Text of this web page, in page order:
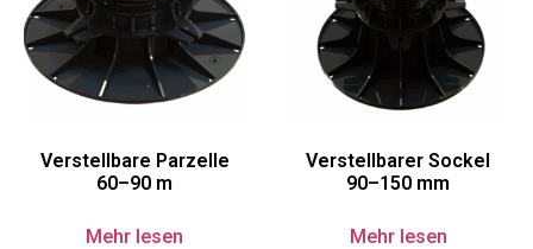
Verstellbare Parzelle
60–90 m
Mehr lesen
Verstellbarer Sockel
90–150 mm
Mehr lesen